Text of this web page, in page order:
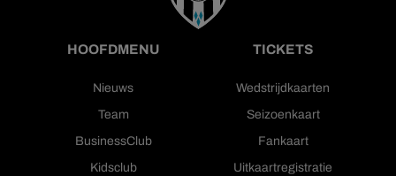
HOOFDMENU
Nieuws
Team
BusinessClub
Kidsclub
TICKETS
Wedstrijdkaarten
Seizoenkaart
Fankaart
Uitkaartregistratie